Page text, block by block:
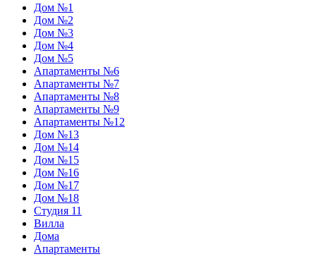
Дом №1
Дом №2
Дом №3
Дом №4
Дом №5
Апартаменты №6
Апартаменты №7
Апартаменты №8
Апартаменты №9
Апартаменты №12
Дом №13
Дом №14
Дом №15
Дом №16
Дом №17
Дом №18
Студия 11
Вилла
Дома
Апартаменты